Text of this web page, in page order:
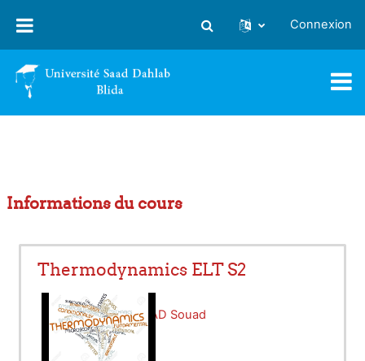
Activer/désactiver la saisie
Connexion
Informations du cours
Thermodynamics ELT S2
Enseignant:BOUMAD Souad